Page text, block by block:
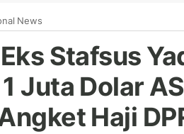
News
Stafsus
Juta Dolar
Haji